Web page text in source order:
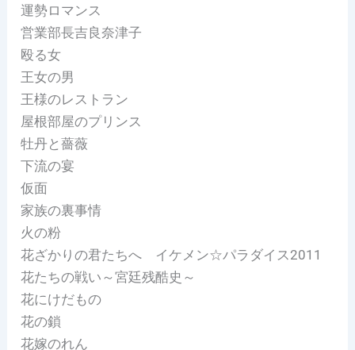
運勢ロマンス
営業部長吉良奈津子
殴る女
王女の男
王様のレストラン
屋根部屋のプリンス
牡丹と薔薇
下流の宴
仮面
家族の裏事情
火の粉
花ざかりの君たちへ イケメン☆パラダイス2011
花たちの戦い～宮廷残酷史～
花にけだもの
花の鎖
花嫁のれん